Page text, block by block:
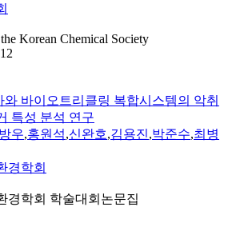
Korean Chemical Society
바이오트리클링 복합시스템의 악취
특성 분석 연구
우,홍원석,신완호,김용진,박준수,최병
경학회
경학회 학술대회논문집